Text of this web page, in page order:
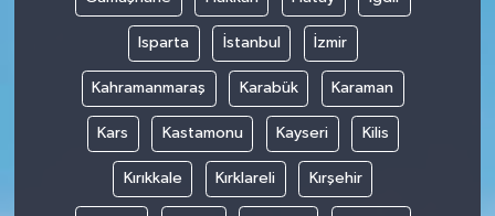
Isparta İstanbul İzmir
Kahramanmaraş Karabük Karaman
Kars Kastamonu Kayseri Kilis
Kırıkkale Kırklareli Kırşehir